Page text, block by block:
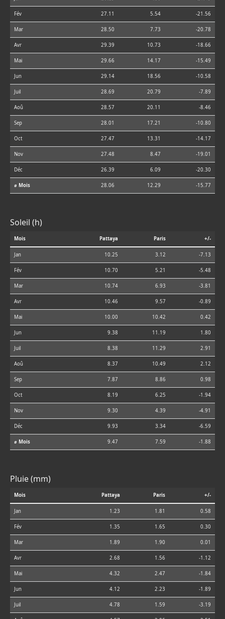
Fév 27.11 5.54 -21.56
Mar 28.50 7.73 -20.78
Avr 29.39 10.73 -18.66
Mai 29.66 14.17 -15.49
Jun 29.14 18.56 -10.58
Juil 28.69 20.79 -7.89
Aoû 28.57 20.11 -8.46
Sep 28.01 17.21 -10.80
Oct 27.47 13.31 -14.17
Nov 27.48 8.47 -19.01
Déc 26.39 6.09 -20.30
⌀ Mois 28.06 12.29 -15.77
Soleil (h)
Mois Pattaya Paris +/-
Jan 10.25 3.12 -7.13
Fév 10.70 5.21 -5.48
Mar 10.74 6.93 -3.81
Avr 10.46 9.57 -0.89
Mai 10.00 10.42 0.42
Jun 9.38 11.19 1.80
Juil 8.38 11.29 2.91
Aoû 8.37 10.49 2.12
Sep 7.87 8.86 0.98
Oct 8.19 6.25 -1.94
Nov 9.30 4.39 -4.91
Déc 9.93 3.34 -6.59
⌀ Mois 9.47 7.59 -1.88
Pluie (mm)
Mois Pattaya Paris +/-
Jan 1.23 1.81 0.58
Fév 1.35 1.65 0.30
Mar 1.89 1.90 0.01
Avr 2.68 1.56 -1.12
Mai 4.32 2.47 -1.84
Jun 4.12 2.23 -1.89
Juil 4.78 1.59 -3.19